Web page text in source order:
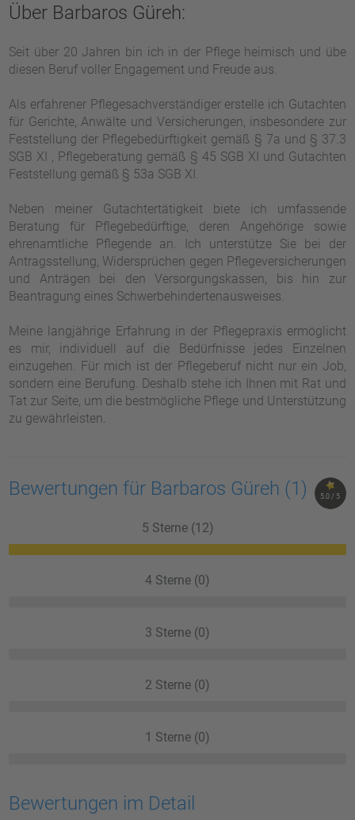
Über Barbaros Güreh:
Seit über 20 Jahren bin ich in der Pflege heimisch und übe
diesen Beruf voller Engagement und Freude aus.
Als erfahrener Pflegesachverständiger erstelle ich Gutachten
für Gerichte, Anwälte und Versicherungen, insbesondere zur
Feststellung der Pflegebedürftigkeit gemäß § 7a und § 37.3
SGB XI , Pflegeberatung gemäß § 45 SGB XI und Gutachten
Feststellung gemäß § 53a SGB XI.
Neben meiner Gutachtertätigkeit biete ich umfassende
Beratung für Pflegebedürftige, deren Angehörige sowie
ehrenamtliche Pflegende an. Ich unterstütze Sie bei der
Antragsstellung, Widersprüchen gegen Pflegeversicherungen
und Anträgen bei den Versorgungskassen, bis hin zur
Beantragung eines Schwerbehindertenausweises.
Meine langjährige Erfahrung in der Pflegepraxis ermöglicht
es mir, individuell auf die Bedürfnisse jedes Einzelnen
einzugehen. Für mich ist der Pflegeberuf nicht nur ein Job,
sondern eine Berufung. Deshalb stehe ich Ihnen mit Rat und
Tat zur Seite, um die bestmögliche Pflege und Unterstützung
zu gewährleisten.
5.0 / 5
Bewertungen für Barbaros Güreh (1)
5 Sterne (12)
4 Sterne (0)
3 Sterne (0)
2 Sterne (0)
1 Sterne (0)
Bewertungen im Detail